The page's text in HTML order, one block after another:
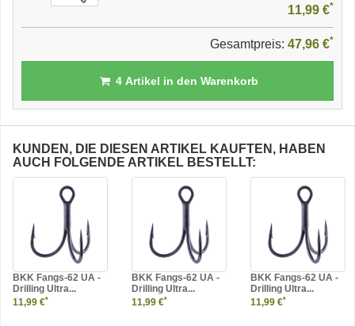
11,99 €*
Gesamtpreis: 47,96 €*
4Artikel in den Warenkorb
KUNDEN, DIE DIESEN ARTIKEL KAUFTEN, HABEN
AUCH FOLGENDE ARTIKEL BESTELLT:
BKK Fangs-62 UA -
Drilling Ultra...
11,99 €*
BKK Fangs-62 UA -
Drilling Ultra...
11,99 €*
BKK Fangs-62 UA -
Drilling Ultra...
11,99 €*